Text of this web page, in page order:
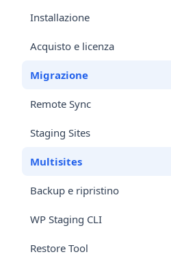
Installazione
Acquisto e licenza
Migrazione
Remote Sync
Staging Sites
Multisites
Backup e ripristino
WP Staging CLI
Restore Tool